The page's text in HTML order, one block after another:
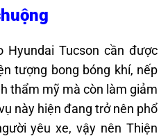
Hyundai Tucson cần được
tượng bong bóng khí, nếp
thẩm mỹ mà còn làm giảm
này hiện đang trở nên phổ
yêu xe, vậy nên Thiện